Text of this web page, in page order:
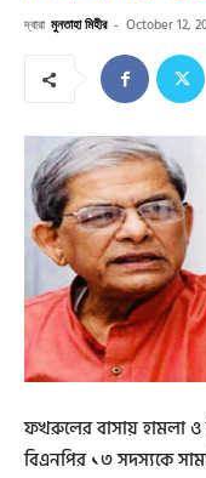
দ্বারা মুনতাহা মিহীর - October 12,
ফখরুলের বাসায় হামলা ও
বিএনপির ১৩ সদস্যকে